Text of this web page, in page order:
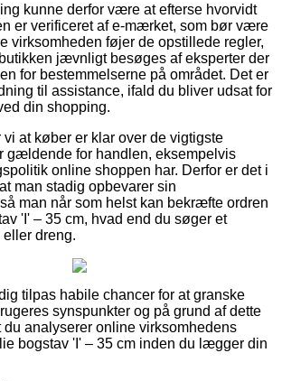
kunne derfor være at efterse hvorvidt
er verificeret af e-mærket, som bør være
virksomheden føjer de opstillede regler,
jævnligt besøges af eksperter der
for bestemmelserne på området. Det er
til assistance, ifald du bliver udsat for
din shopping.
at køber er klar over de vigtigste
gældende for handlen, eksempelvis
online shoppen har. Derfor er det i
man stadig opbevarer sin
man når som helst kan bekræfte ordren
'I' – 35 cm, hvad end du søger et
dreng.
tilpas habile chancer for at granske
synspunkter og på grund af dette
analyserer online virksomhedens
bogstav 'I' – 35 cm inden du lægger din